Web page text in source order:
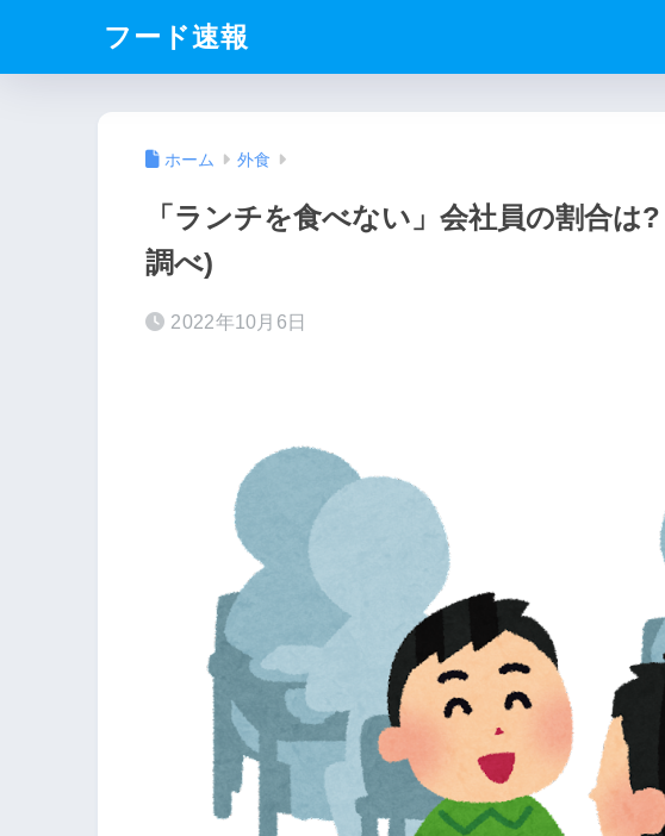
フード速報
ホーム 外食
「ランチを食べない」会社員の割合
調べ)
2022年10月6日